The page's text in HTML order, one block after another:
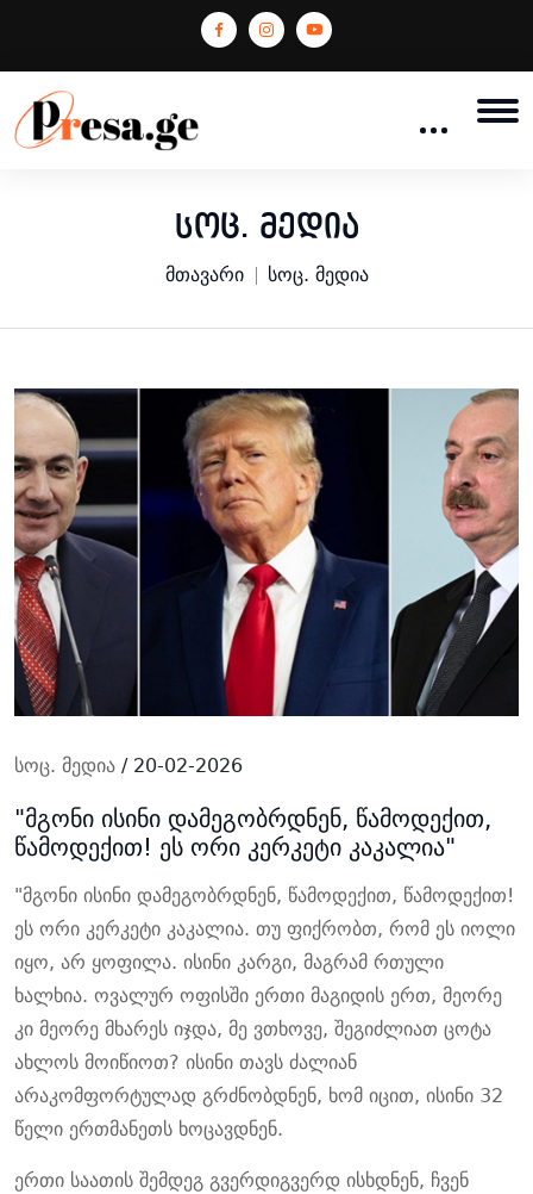
სოც. მედია
მთავარი სოც. მედია
სოც. მედია / 20-02-2026
"მგონი ისინი დამეგობრდნენ, წამოდექით,
წამოდექით! ეს ორი კერკეტი კაკალია"
"მგონი ისინი დამეგობრდნენ, წამოდექით, წამოდექით!
ეს ორი კერკეტი კაკალია. თუ ფიქრობთ, რომ ეს იოლი
იყო, არ ყოფილა. ისინი კარგი, მაგრამ რთული
ხალხია. ოვალურ ოფისში ერთი მაგიდის ერთ, მეორე
კი მეორე მხარეს იჯდა, მე ვთხოვე, შეგიძლიათ ცოტა
ახლოს მოიწიოთ? ისინი თავს ძალიან
არაკომფორტულად გრძნობდნენ, ხომ იცით, ისინი 32
წელი ერთმანეთს ხოცავდნენ.
ერთი საათის შემდეგ გვერდიგვერდ ისხდნენ, ჩვენ